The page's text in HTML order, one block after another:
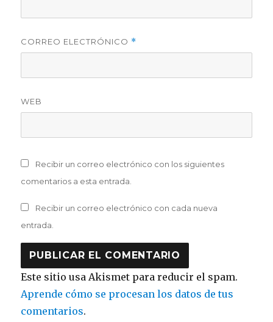
CORREO ELECTRÓNICO *
WEB
Recibir un correo electrónico con los siguientes
comentarios a esta entrada.
Recibir un correo electrónico con cada nueva
entrada.
Este sitio usa Akismet para reducir el spam.
Aprende cómo se procesan los datos de tus
comentarios.